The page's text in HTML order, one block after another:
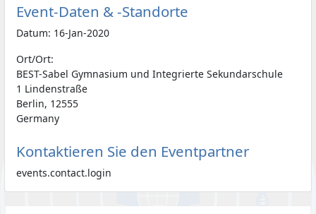
Event-Daten & -Standorte
Datum: 16-Jan-2020
Ort/Ort:
BEST-Sabel Gymnasium und Integrierte Sekundarschule
1 Lindenstraße
Berlin, 12555
Germany
Kontaktieren Sie den Eventpartner
events.contact.login